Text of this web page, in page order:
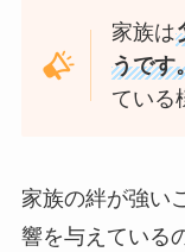
家族は
うです
ている
家族の絆が強い
響を与えている